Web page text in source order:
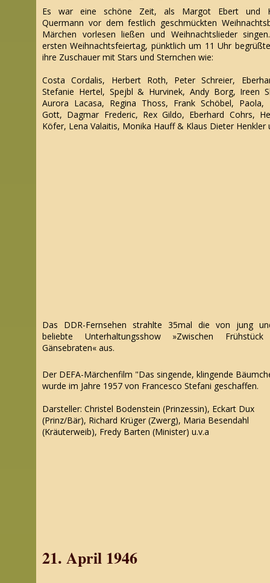
Es war eine schöne Zeit, als Margot Ebert und
Quermann vor dem festlich geschmückten
Märchen vorlesen ließen und Weihnachtslieder
ersten Weihnachtsfeiertag, pünktlich um 11 Uhr
ihre Zuschauer mit Stars und Sternchen wie:
Costa Cordalis, Herbert Roth, Peter Schreier,
Stefanie Hertel, Spejbl & Hurvinek, Andy Borg, Ireen
Aurora Lacasa, Regina Thoss, Frank Schöbel, Paola,
Gott, Dagmar Frederic, Rex Gildo, Eberhard Cohrs,
Köfer, Lena Valaitis, Monika Hauff & Klaus Dieter Henkler
Das DDR-Fernsehen strahlte 35mal die von jung
beliebte Unterhaltungsshow »Zwischen
Gänsebraten« aus.
Der DEFA-Märchenfilm "Das singende, klingende
wurde im Jahre 1957 von Francesco Stefani geschaffen.
Darsteller: Christel Bodenstein (Prinzessin), Eckart Dux
(Prinz/Bär), Richard Krüger (Zwerg), Maria Besendahl
(Kräuterweib), Fredy Barten (Minister) u.v.a
21. April 1946